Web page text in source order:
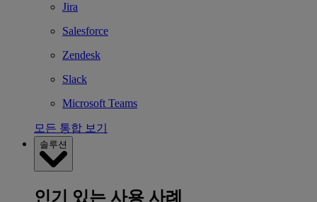
Jira
Salesforce
Zendesk
Slack
Microsoft Teams
모든 통합 보기
솔루션
인기 있는 사용 사례